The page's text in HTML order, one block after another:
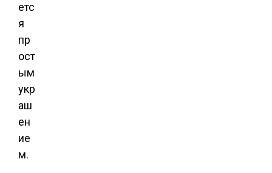
етс
я
пр
ост
ым
укр
аш
ен
ие
м.